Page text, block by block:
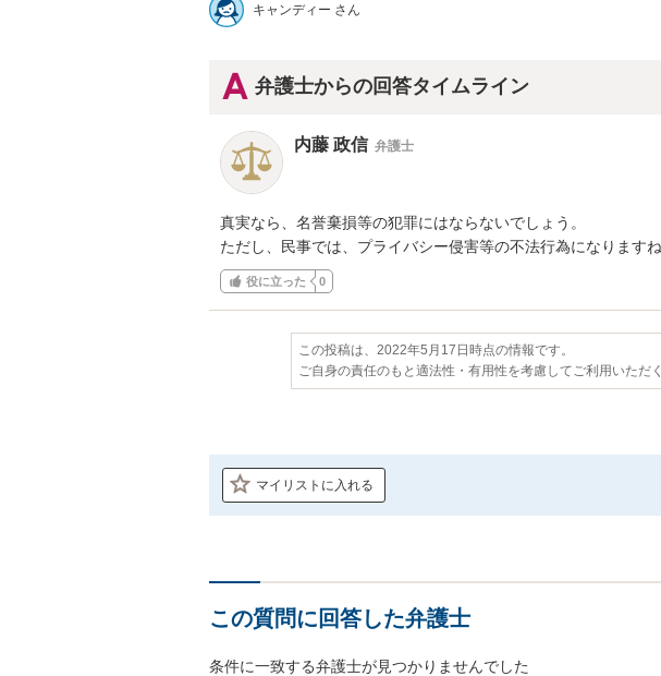
キャンディー さん
弁護士からの回答タイムライン
内藤 政信 弁護士
真実なら、名誉棄損等の犯罪にはならないでしょう。
ただし、民事では、プライバシー侵害等の不法行為になりますね
役に立った 0
この投稿は、2022年5月17日時点の情報です。
ご自身の責任のもと適法性・有用性を考慮してご利用いただ
マイリストに入れる
この質問に回答した弁護士
条件に一致する弁護士が見つかりませんでした